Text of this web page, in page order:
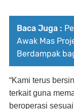
Baca Juga :
Awak Mas
Berdampak
“Kami terus
terkait guna
beroperasi